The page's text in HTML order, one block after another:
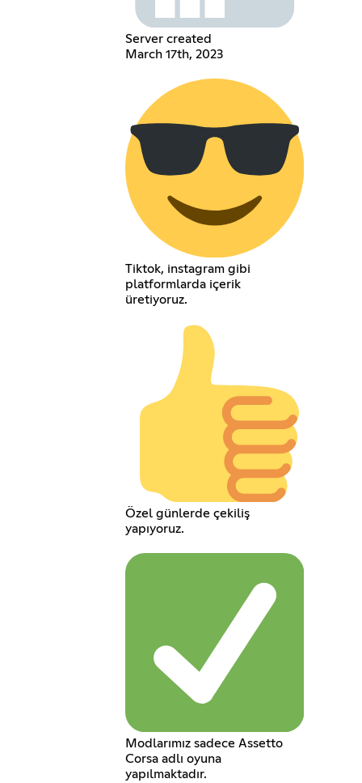
Server created
March 17th, 2023
Tiktok, instagram gibi
platformlarda içerik
üretiyoruz.
Özel günlerde çekiliş
yapıyoruz.
Modlarımız sadece Assetto
Corsa adlı oyuna
yapılmaktadır.